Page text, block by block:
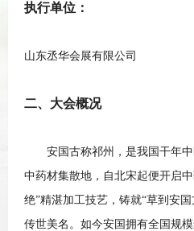
执行单位：
山东丞华会展有限公司
二、 大会概况
安国古称祁州，是我国干年
中药材集散地，自北宋起便开启
绝”精湛加工技艺，铸就“草到安
传世美名 。如今安国拥有全国规模